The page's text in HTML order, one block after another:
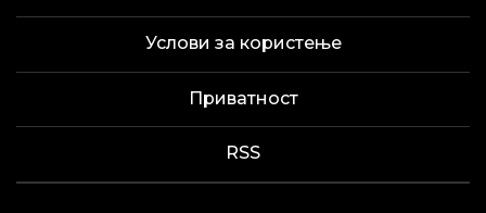
Услови за користење
Приватност
RSS